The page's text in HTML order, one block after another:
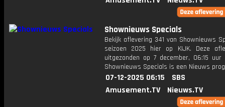
Shownieuws Specials
Bekijk aflevering 341 van Shownieuws
seizoen 2025 hier op KIJK. Deze
uitgezonden op 7 december, 06:15 uur
Shownieuws Specials is een Nieuws
07-12-2025 06:15
SBS
Amusement.TV
Nieuws.TV